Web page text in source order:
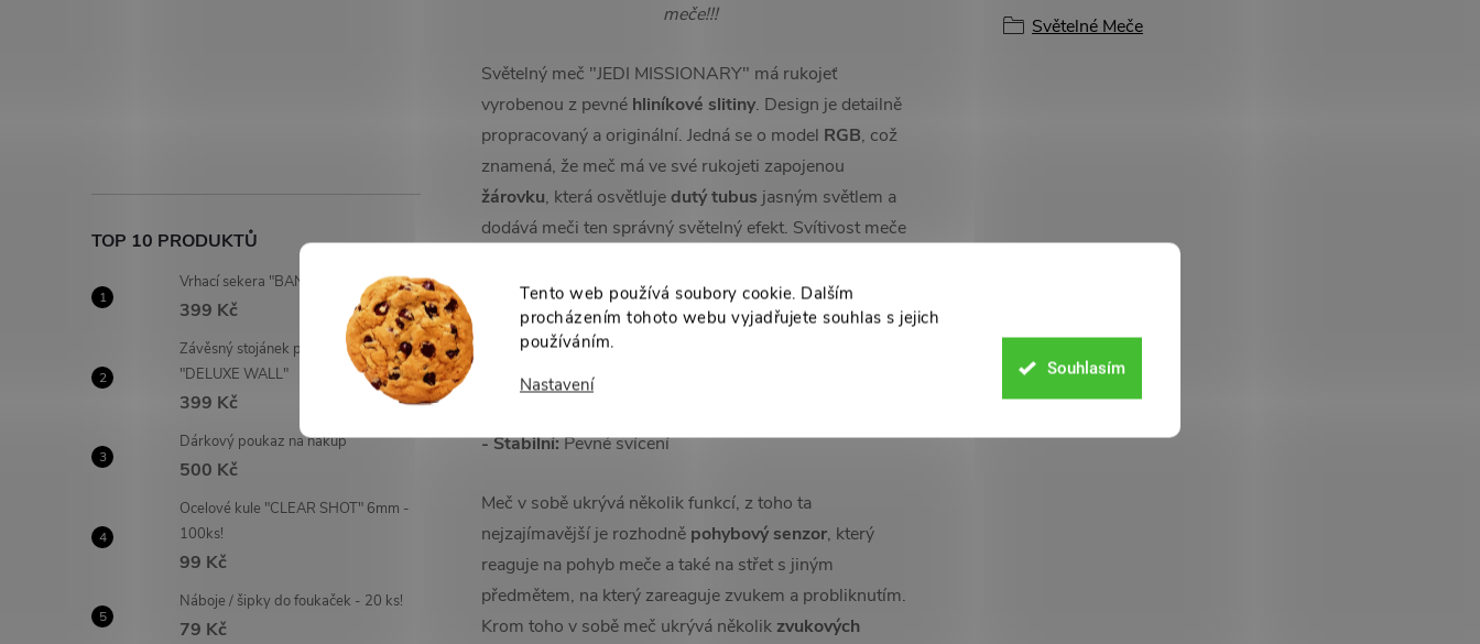
Tento web používá soubory cookie. Dalším
procházením tohoto webu vyjadřujete souhlas s jejich
používáním.
Nastavení
Souhlasím
TOP 10 PRODUKTŮ
Vrhací sekera "BANDITOS" železná
399 Kč
Závěsný stojánek pro 2 meče
"DELUXE WALL"
399 Kč
Dárkový poukaz na nákup
500 Kč
Ocelové kule "CLEAR SHOT" 6mm -
100ks!
99 Kč
Náboje / šipky do foukaček - 20 ks!
79 Kč
meče!!!
Světelný meč "JEDI MISSIONARY" má rukojeť
vyrobenou z pevné hliníkové slitiny. Design je detailně
propracovaný a originální. Jedná se o model RGB, což
znamená, že meč má ve své rukojeti zapojenou
žárovku, která osvětlujedutý tubus jasným světlem a
dodává meči ten správný světelný efekt. Svítivost meče
vybrat ze 3 možností:
- Nestabilní:Meč rychle problikává (nedoporučujeme
pro epileptiky)
- Stabilní:Pevné svícení
Meč v sobě ukrývá několik funkcí, z toho ta
nejzajímavější je rozhodně pohybový senzor, který
reaguje na pohyb meče a také na střet s jiným
předmětem, na který zareaguje zvukem a probliknutím.
Krom toho v sobě meč ukrývá několik zvukových
Světelné Meče